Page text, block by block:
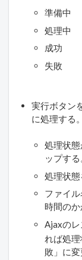
準備中
処理中
成功
失敗
実行ボタン
に処理する。
処理状
ップする
処理状態
ファイ
時間のか
Ajaxの
れば処
敗」に変